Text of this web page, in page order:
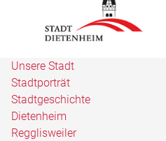
Unsere Stadt
Stadtporträt
Stadtgeschichte
Dietenheim
Regglisweiler